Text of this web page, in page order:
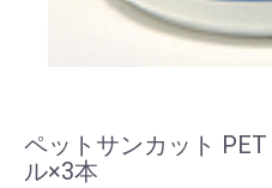
ペットサンカット
ル×3本